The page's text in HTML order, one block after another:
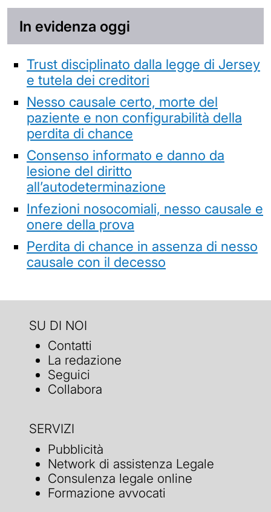
In evidenza oggi
Trust disciplinato dalla legge di Jersey
e tutela dei creditori
Nesso causale certo, morte del
paziente e non configurabilità della
perdita di chance
Consenso informato e danno da
lesione del diritto
all’autodeterminazione
Infezioni nosocomiali, nesso causale e
onere della prova
Perdita di chance in assenza di nesso
causale con il decesso
SU DI NOI
Contatti
La redazione
Seguici
Collabora
SERVIZI
Pubblicità
Network di assistenza Legale
Consulenza legale online
Formazione avvocati